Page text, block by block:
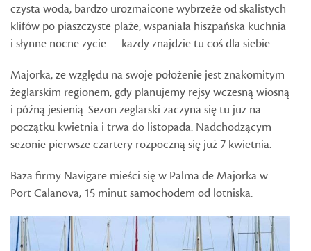
czysta woda, bardzo urozmaicone wybrzeże od skalistych
klifów po piaszczyste plaże, wspaniała hiszpańska kuchnia
i słynne nocne życie – każdy znajdzie tu coś dla siebie.
Majorka, ze względu na swoje położenie jest znakomitym
żeglarskim regionem, gdy planujemy rejsy wczesną wiosną
i późną jesienią. Sezon żeglarski zaczyna się tu już na
początku kwietnia i trwa do listopada. Nadchodzącym
sezonie pierwsze czartery rozpoczną się już 7 kwietnia.
Baza firmy Navigare mieści się w Palma de Majorka w
Port Calanova, 15 minut samochodem od lotniska.